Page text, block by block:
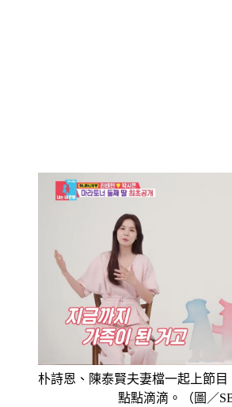
朴詩恩、陳泰賢夫妻檔一起上節
點點滴滴。（圖／